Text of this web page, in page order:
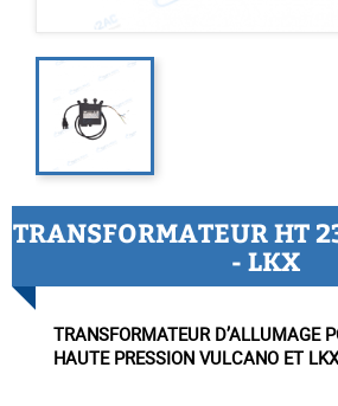
TRANSFORMATEUR HT
- LKX
TRANSFORMATEUR D’ALLUMAGE
HAUTE PRESSION VULCANO ET LKX